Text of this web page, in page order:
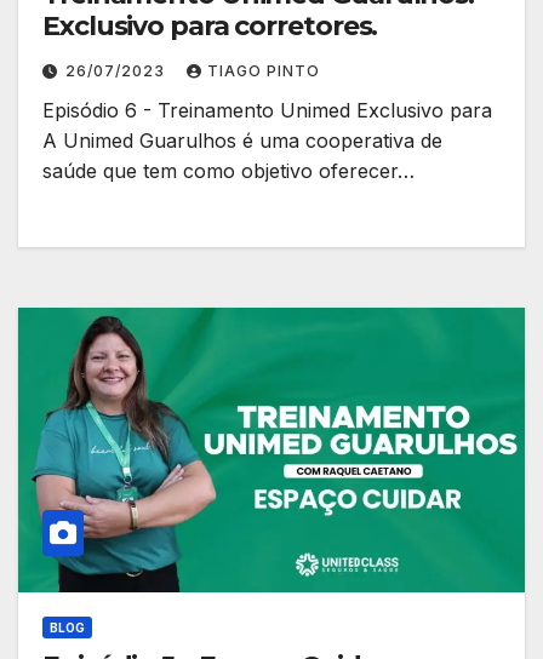
Exclusivo para corretores.
26/07/2023 TIAGO PINTO
Episódio 6 - Treinamento Unimed Exclusivo para
A Unimed Guarulhos é uma cooperativa de
saúde que tem como objetivo oferecer…
BLOG